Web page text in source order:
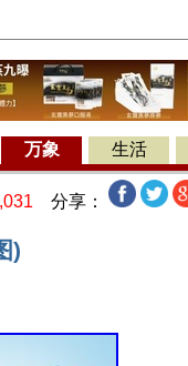
万象 生活
分享：
)